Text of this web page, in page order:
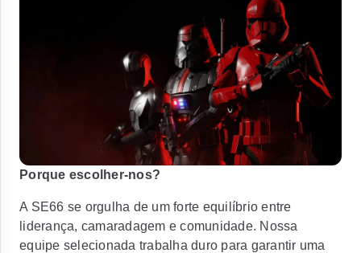
Porque escolher-nos?
A SE66 se orgulha de um forte equilíbrio entre
liderança, camaradagem e comunidade. Nossa
equipe selecionada trabalha duro para garantir uma